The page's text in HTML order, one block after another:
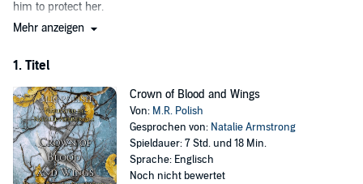
him to protect her.
Thrust into the king’s Trials, Caitin was bitten and left to die. But the
arena to save her. In an act of vengeance, the king binds their souls
Layke never thought the gods would bless him with a mate but
there she was...standing before him, locked in the dungeons, tied as
a participant in the king’s evil Trials. His heart skipped a beat,
knowing he would do whatever he could to ensure she lives. Even
bind his life to hers....
Mehr anzeigen
1. Titel
Crown of Blood and Wings
Von: M.R. Polish
Gesprochen von: Natalie Armstrong
Spieldauer: 7 Std. und 18 Min.
Sprache: Englisch
Noch nicht bewertet